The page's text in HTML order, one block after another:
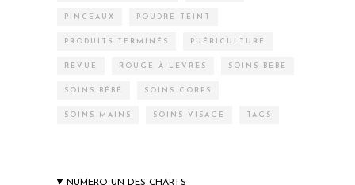
PINCEAUX POUDRE TEINT
PRODUITS TERMINÉS PUÉRICULTURE
REVUE ROUGE À LÈVRES SOINS BÉBÉ
SOINS BÉBÉ SOINS CORPS
SOINS MAINS SOINS VISAGE TAGS
NUMERO UN DES CHARTS